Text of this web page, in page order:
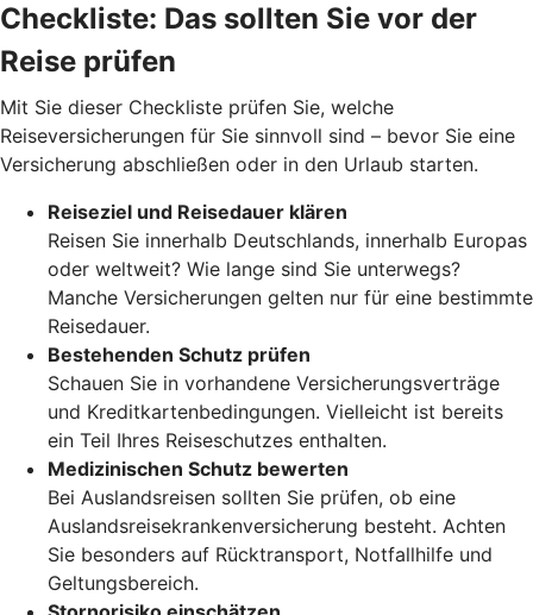
Checkliste: Das sollten Sie vor der
Reise prüfen
Mit Sie dieser Checkliste prüfen Sie, welche
Reiseversicherungen für Sie sinnvoll sind – bevor Sie eine
Versicherung abschließen oder in den Urlaub starten.
Reiseziel und Reisedauer klären
Reisen Sie innerhalb Deutschlands, innerhalb Europas
oder weltweit? Wie lange sind Sie unterwegs?
Manche Versicherungen gelten nur für eine bestimmte
Reisedauer.
Bestehenden Schutz prüfen
Schauen Sie in vorhandene Versicherungsverträge
und Kreditkartenbedingungen. Vielleicht ist bereits
ein Teil Ihres Reiseschutzes enthalten.
Medizinischen Schutz bewerten
Bei Auslandsreisen sollten Sie prüfen, ob eine
Auslandsreisekrankenversicherung besteht. Achten
Sie besonders auf Rücktransport, Notfallhilfe und
Geltungsbereich.